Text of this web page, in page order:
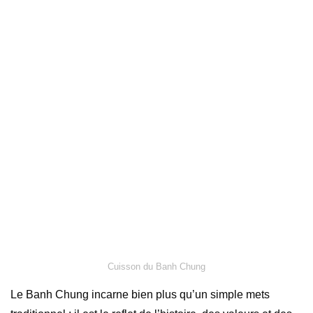
Cuisson du Banh Chung
Le Banh Chung incarne bien plus qu’un simple mets